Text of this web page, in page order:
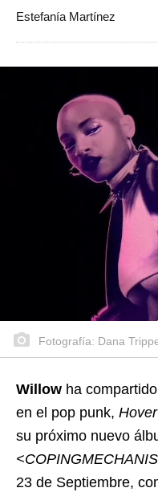
Estefanía Martínez
Fotografía: Dana
Willow ha
en el pop punk,
su próximo nuevo
23 de Septiembre,